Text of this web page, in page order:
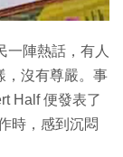
一陣熱話，有人
，沒有尊嚴。事
Half 便發表了
時，感到沉悶